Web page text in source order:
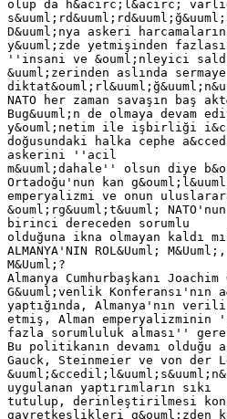
olup da h&acirc;l&acirc;
D&uuml;nya askeri
y&uuml;zde yetmişinden
''insani ve &ouml;nleyici
&uuml;zerinden aslında sermaye
NATO her zaman savaşın baş
Bug&uuml;n de olmaya devam
y&ouml;netim ile işbirliği
doğusundaki halka cephe
askerini ''acil
m&uuml;dahale'' olsun diye
Ortadoğu'nun kan
emperyalizmi ve onun
&ouml;rg&uuml;t&uuml; NATO'nun
birinci dereceden sorumlu
olduğuna ikna olmayan kaldı
ALMANYA'NIN ROL&Uuml;
M&Uuml;?
Almanya Cumhurbaşkanı
G&uuml;venlik Konferansı'nın
yaptığında, Almanya'nın
etmiş, Alman emperyalizminin
fazla sorumluluk alması''
Bu politikanın devamı olduğu
Gauck, Steinmeier ve von der
uygulanan yaptırımların sıkı
tutulup, derinleştirilmesi
gayretkeşlikleri g&ouml;zden